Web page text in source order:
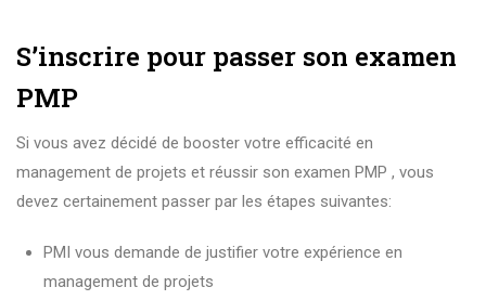
S’inscrire pour passer son examen
PMP
Si vous avez décidé de booster votre efficacité en
management de projets et réussir son examen PMP , vous
devez certainement passer par les étapes suivantes:
PMI vous demande de justifier votre expérience en
management de projets